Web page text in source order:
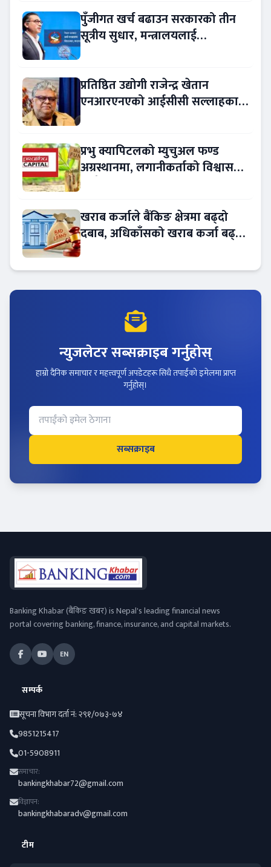
पुँजीगत खर्च बढाउन सरकारको तीन
सूत्रीय सुधार, मन्त्रालयलाई
प्रतिष्ठित उद्योगी राजेन्द्र खेतान
एनआरएनएको आईसीसी सल्लाहकार
प्रभु क्यापिटलको म्युचुअल फण्ड
अग्रस्थानमा, लगानीकर्ताको विश्वास
खराब कर्जाले बैंकिङ क्षेत्रमा बढ्दो
दबाब, अधिकाँसको खराब कर्जा बढ्दो
न्युजलेटर सब्सक्राइब गर्नुहोस्
हाम्रो दैनिक समाचार र महत्त्वपूर्ण अपडेटहरू सिधै तपाईंको इमेलमा प्राप्त
गर्नुहोस्।
सब्सक्राइब
Banking Khabar (बैंकिङ खबर) is Nepal's leading financial news
portal covering banking, finance, insurance, and capital markets.
EN
सम्पर्क
सूचना विभाग दर्ता नं: २९१/०७३-७४
9851215417
01-5908911
समाचार:
bankingkhabar72@gmail.com
विज्ञापन:
bankingkhabaradv@gmail.com
टीम